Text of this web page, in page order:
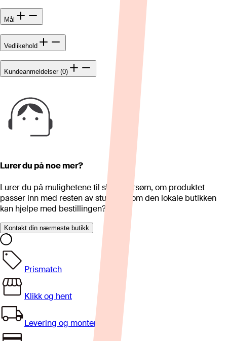
Mål
Vedlikehold
Kundeanmeldelser (0)
Lurer du på noe mer?
Lurer du på mulighetene til skreddersøm, om produktet
passer inn med resten av stua eller om den lokale butikken
kan hjelpe med bestillingen?
Kontakt din nærmeste butikk
Prismatch
Klikk og hent
Levering og montering